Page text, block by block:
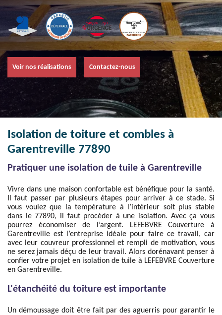
Voir nos réalisations Contactez-nous
Isolation de toiture et combles à
Garentreville 77890
Pratiquer une isolation de tuile à Garentreville
Vivre dans une maison confortable est bénéfique pour la santé.
Il faut passer par plusieurs étapes pour arriver à ce stade. Si
vous voulez que la température à l’intérieur soit plus stable
dans le 77890, il faut procéder à une isolation. Avec ça vous
pourrez économiser de l’argent. LEFEBVRE Couverture à
Garentreville est l’entreprise idéale pour faire ce travail, car
avec leur couvreur professionnel et rempli de motivation, vous
ne serez jamais déçu de leur travail. Alors dorénavant penser à
confier votre projet en isolation de tuile à LEFEBVRE Couverture
en Garentreville.
L'étanchéité du toiture est importante
Un démoussage doit être fait par des aguerris pour garantir le